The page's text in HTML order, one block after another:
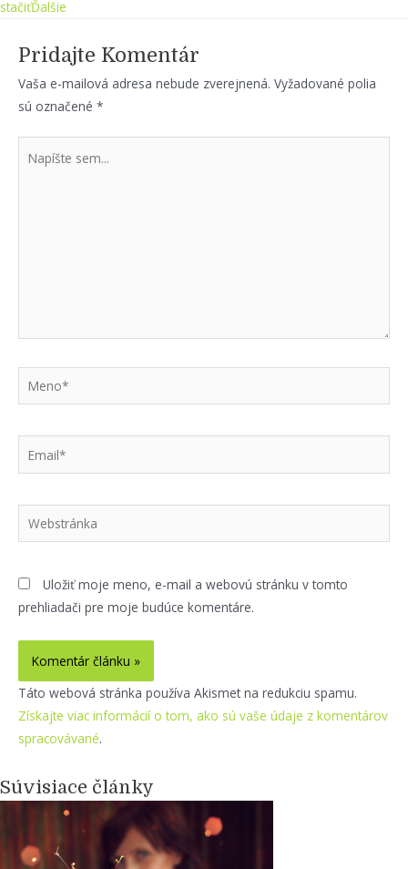
stačiťĎalšie
Pridajte Komentár
Vaša e-mailová adresa nebude zverejnená. Vyžadované polia
sú označené *
sem...
Meno*
Webstránka
Uložiť moje meno, e-mail a webovú stránku v tomto
prehliadači pre moje budúce komentáre.
Táto webová stránka používa Akismet na redukciu spamu.
Získajte viac informácií o tom, ako sú vaše údaje z komentárov
spracovávané.
Súvisiace články